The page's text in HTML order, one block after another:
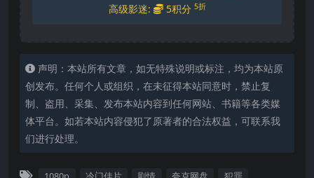
高级影迷: 5积分 5折
声明：本站所有文章，如无特殊说明或标注，均为本站原
创发布。任何个人或组织，在未征得本站同意时，禁止复
制、盗用、采集、发布本站内容到任何网站、书籍等各类媒
体平台。如若本站内容侵犯了原著者的合法权益，可联系我
们进行处理。